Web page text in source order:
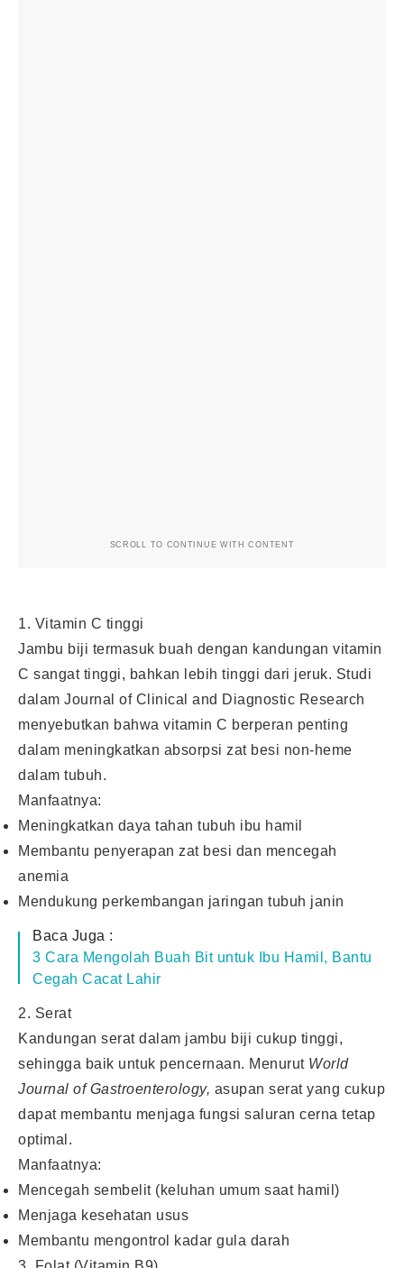
SCROLL TO CONTINUE WITH CONTENT
1. Vitamin C tinggi
Jambu biji termasuk buah dengan kandungan vitamin
C sangat tinggi, bahkan lebih tinggi dari jeruk. Studi
dalam Journal of Clinical and Diagnostic Research
menyebutkan bahwa vitamin C berperan penting
dalam meningkatkan absorpsi zat besi non-heme
dalam tubuh.
Manfaatnya:
Meningkatkan daya tahan tubuh ibu hamil
Membantu penyerapan zat besi dan mencegah
anemia
Mendukung perkembangan jaringan tubuh janin
Baca Juga :
3 Cara Mengolah Buah Bit untuk Ibu Hamil, Bantu
Cegah Cacat Lahir
2. Serat
Kandungan serat dalam jambu biji cukup tinggi,
sehingga baik untuk pencernaan. Menurut World
Journal of Gastroenterology, asupan serat yang cukup
dapat membantu menjaga fungsi saluran cerna tetap
optimal.
Manfaatnya:
Mencegah sembelit (keluhan umum saat hamil)
Menjaga kesehatan usus
Membantu mengontrol kadar gula darah